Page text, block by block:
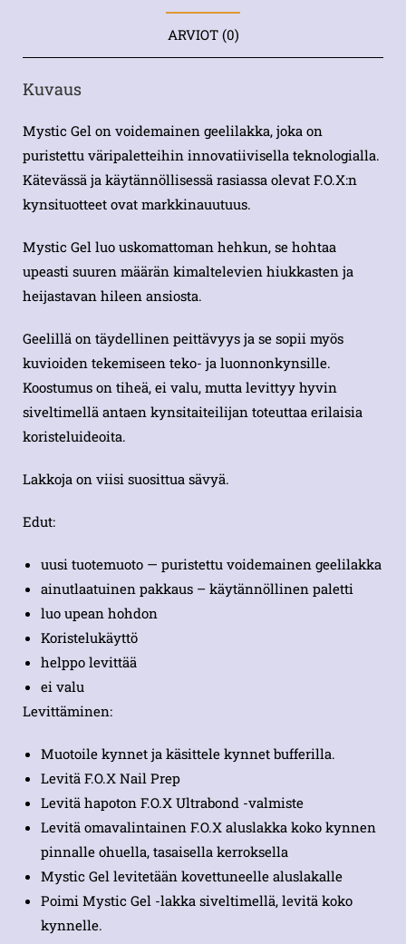
ARVIOT (0)
Kuvaus
Mystic Gel on voidemainen geelilakka, joka on
puristettu väripaletteihin innovatiivisella teknologialla.
Kätevässä ja käytännöllisessä rasiassa olevat F.O.X:n
kynsituotteet ovat markkinauutuus.
Mystic Gel luo uskomattoman hehkun, se hohtaa
upeasti suuren määrän kimaltelevien hiukkasten ja
heijastavan hileen ansiosta.
Geelillä on täydellinen peittävyys ja se sopii myös
kuvioiden tekemiseen teko- ja luonnonkynsille.
Koostumus on tiheä, ei valu, mutta levittyy hyvin
siveltimellä antaen kynsitaiteilijan toteuttaa erilaisia ​​
koristeluideoita.
Lakkoja on viisi suosittua sävyä.
Edut:
uusi tuotemuoto — puristettu voidemainen geelilakka
ainutlaatuinen pakkaus – käytännöllinen paletti
luo upean hohdon
Koristelukäyttö
helppo levittää
ei valu
Levittäminen:
Muotoile kynnet ja käsittele kynnet bufferilla.
Levitä F.O.X Nail Prep
Levitä hapoton F.O.X Ultrabond -valmiste
Levitä omavalintainen F.O.X aluslakka koko kynnen
pinnalle ohuella, tasaisella kerroksella
Mystic Gel levitetään kovettuneelle aluslakalle
Poimi Mystic Gel -lakka siveltimellä, levitä koko
kynnelle.